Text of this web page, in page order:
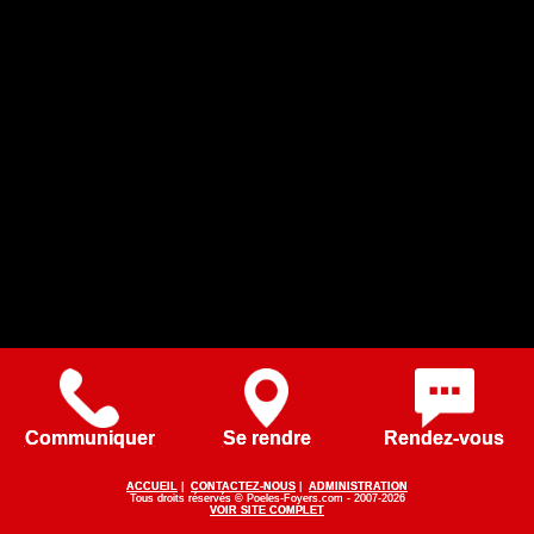
Communiquer Se rendre Rendez-vous
ACCUEIL CONTACTEZ-NOUS
ADMINISTRATION
Tous droits réservés © Poeles-Foyers.com - 2007-2026
VOIR SITE COMPLET